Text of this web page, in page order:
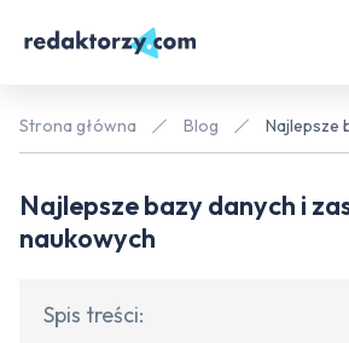
Strona główna Blog Najlepsze
Najlepsze bazy danych i
naukowych
Spis treści: